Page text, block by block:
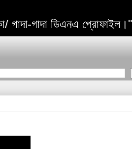
গাদা-গাদা ডিএনএ প্রোফাইল।"